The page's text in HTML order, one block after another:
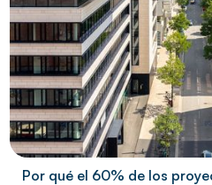
Por qué el 60% de los